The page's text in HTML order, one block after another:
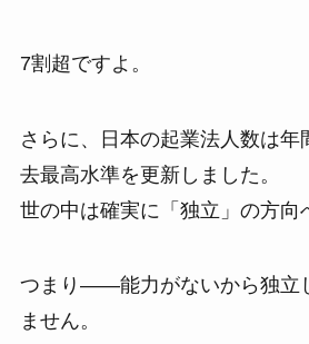
7割超ですよ。
さらに、日本の起業法人数は年
去最高水準を更新しました。
世の中は確実に「独立」の方向
つまり――能力がないから独立
ません。